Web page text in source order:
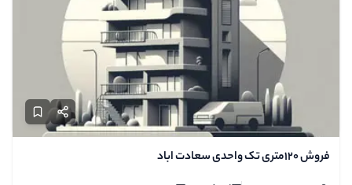
تهران - شهرک غرب 160
1400
3
میلیارد
ملکاتو
3 ساعت پیش
فروش ۱۲۰متری تک واحدی سعادت اباد